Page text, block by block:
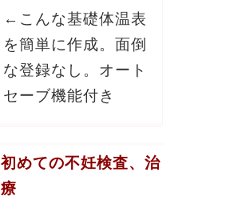
←こんな基礎体温表
を簡単に作成。面倒
な登録なし。オート
セーブ機能付き
初めての不妊検査、治
療